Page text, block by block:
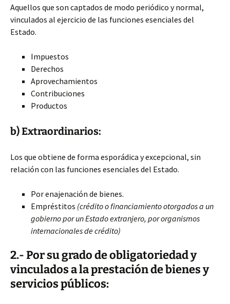
Aquellos que son captados de modo periódico y normal,
vinculados al ejercicio de las funciones esenciales del
Estado.
Impuestos
Derechos
Aprovechamientos
Contribuciones
Productos
b) Extraordinarios:
Los que obtiene de forma esporádica y excepcional, sin
relación con las funciones esenciales del Estado.
Por enajenación de bienes.
Empréstitos (crédito o financiamiento otorgados a un
gobierno por un Estado extranjero, por organismos
internacionales de crédito)
2.- Por su grado de obligatoriedad y
vinculados a la prestación de bienes y
servicios públicos: